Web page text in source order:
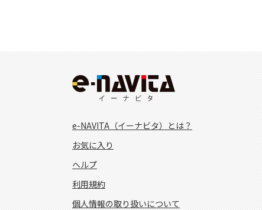
e-NAVITA（イーナビタ）とは？
お気に入り
ヘルプ
利用規約
個人情報の取り扱いについて